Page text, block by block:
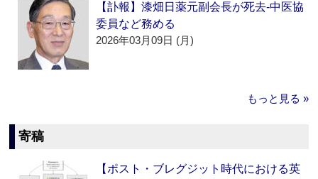
【訃報】漆畑日薬元副会長が死去‐中医協
委員など務める
2026年03月09日 (月)
もっと見る »
寄稿
【ポスト・ブレグジット時代における英